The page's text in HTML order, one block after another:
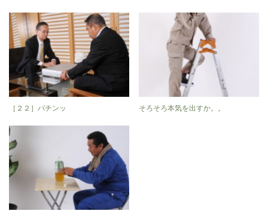
［２２］パチンッ そろそろ本気を出すか。。